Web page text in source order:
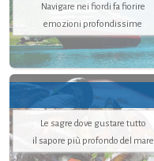
Navigare nei fiordi fa fiorire
emozioni profondissime
Le sagre dove gustare tutto
il sapore più profondo del mare